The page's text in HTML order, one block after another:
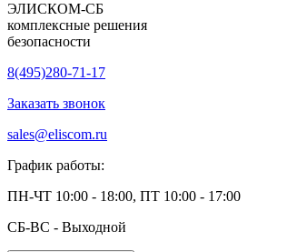
ЭЛИСКОМ-СБ
комплексные решения
безопасности
8(495)280-71-17
Заказать звонок
sales@eliscom.ru
График работы:
ПН-ЧТ 10:00 - 18:00, ПТ 10:00 - 17:00
CБ-ВС - Выходной